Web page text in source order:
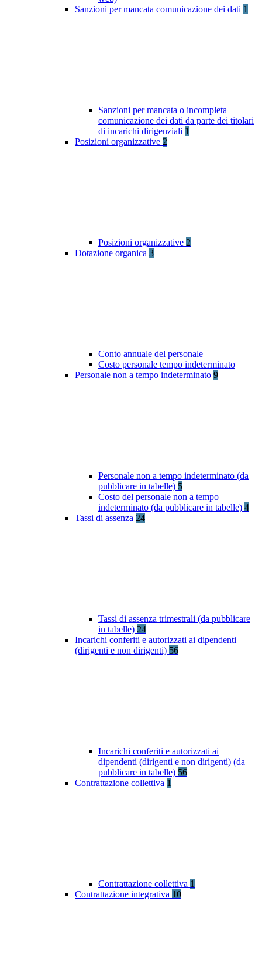
Sanzioni per mancata comunicazione dei dati 1
Sanzioni per mancata o incompleta
comunicazione dei dati da parte dei titolari
di incarichi dirigenziali 1
Posizioni organizzative 2
Posizioni organizzative 2
Dotazione organica 3
Conto annuale del personale
Costo personale tempo indeterminato
Personale non a tempo indeterminato 9
Personale non a tempo indeterminato (da
pubblicare in tabelle) 5
Costo del personale non a tempo
indeterminato (da pubblicare in tabelle) 4
Tassi di assenza 24
Tassi di assenza trimestrali (da pubblicare
in tabelle) 24
Incarichi conferiti e autorizzati ai dipendenti
(dirigenti e non dirigenti) 56
Incarichi conferiti e autorizzati ai
dipendenti (dirigenti e non dirigenti) (da
pubblicare in tabelle) 56
Contrattazione collettiva 1
Contrattazione collettiva 1
Contrattazione integrativa 10